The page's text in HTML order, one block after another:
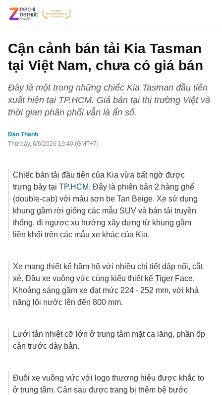
Cận cảnh bán tải Kia Tasman
tại Việt Nam, chưa có giá bán
Đây là một trong những chiếc Kia Tasman đầu tiên
xuất hiện tại TP.HCM. Giá bán tại thị trường Việt và
thời gian phân phối vẫn là ẩn số.
Đan Thanh
Thứ bảy, 6/6/2026 19:40 (GMT+7)
Chiếc bán tải đầu tiên của Kia vừa bất ngờ được
trưng bày tạiTP.HCM. Đây là phiên bản 2 hàng ghế
(double-cab) với màu sơn be Tan Beige. Xe sử dụng
khung gầm rời giống các mẫu SUV và bán tải truyền
thống, đi ngược xu hướng xây dựng từ khung gầm
liền khối trên các mẫu xe khác của Kia.
Xe mang thiết kế hầm hố với nhiều chi tiết dập nổi, cắt
xẻ. Đầu xe vuông vức cùng kiểu thiết kế Tiger Face.
Khoảng sáng gầm xe đạt mức 224 - 252 mm, với khả
năng lội nước lên đến 800 mm.
Lưới tản nhiệt cỡ lớn ở trung tâm mặt ca lăng, phần ốp
cản trước dày bản.
Đuôi xe vuông vức với logo thương hiệu được khắc to
ở trung tâm. Cản sau được trang bị thêm bệ bước